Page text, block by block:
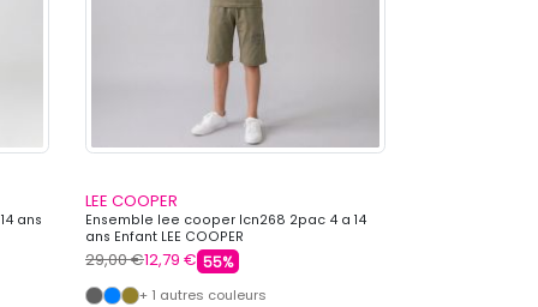
ans
LEE COOPER
Ensemble lee cooper lcn268 2pac 4 a 14
ans Enfant LEE COOPER
29,00 €12,79 € 55%
+ 1 autres couleurs